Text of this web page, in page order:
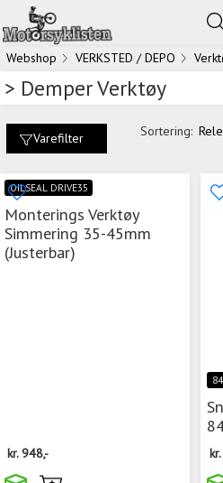
Webshop VERKSTED / DEPO
> Demper Verktøy
Varefilter Sortering:
OILSEAL DRIVE35
Monterings Verktøy
Simmering 35-45mm
(Justerbar)
kr.948,- kr.